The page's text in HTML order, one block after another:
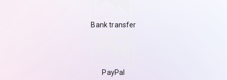
Bank transfer
PayPal